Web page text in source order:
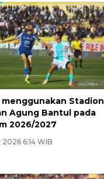
menggunakan Stadion
Agung Bantul pada
2026/2027
2026 6:14 WIB